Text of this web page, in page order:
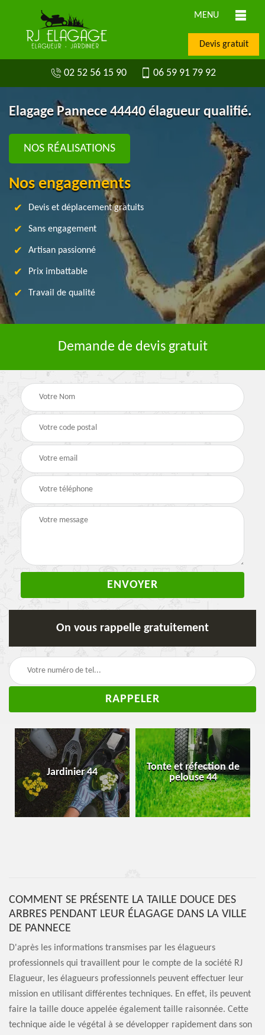
MENU
Devis gratuit
02 52 56 15 90 06 59 91 79 92
Elagage Pannece 44440 élagueur qualifié.
NOS RÉALISATIONS
Nos engagements
Devis et déplacement gratuits
Sans engagement
Artisan passionné
Prix imbattable
Travail de qualité
Demande de devis gratuit
On vous rappelle gratuitement
Jardinier 44
Tonte et réfection de
pelouse 44
COMMENT SE PRÉSENTE LA TAILLE DOUCE DES
ARBRES PENDANT LEUR ÉLAGAGE DANS LA VILLE
DE PANNECE
D'après les informations transmises par les élagueurs
professionnels qui travaillent pour le compte de la société RJ
Elagueur, les élagueurs professionnels peuvent effectuer leur
mission en utilisant différentes techniques. En effet, ils peuvent
faire la taille douce appelée également taille raisonnée. Cette
technique aide le végétal à se développer rapidement dans son